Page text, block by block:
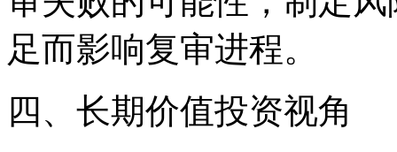
足而影响复审进程。
四、长期价值投资视角